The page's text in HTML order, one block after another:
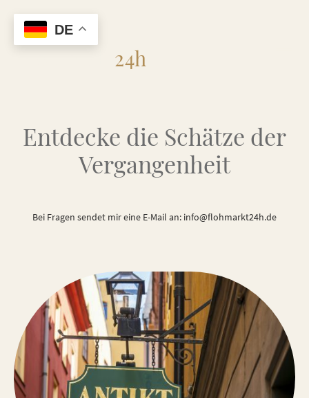
24h
Entdecke die Schätze der
Vergangenheit
Bei Fragen sendet mir eine E-Mail an: info@flohmarkt24h.de
DE